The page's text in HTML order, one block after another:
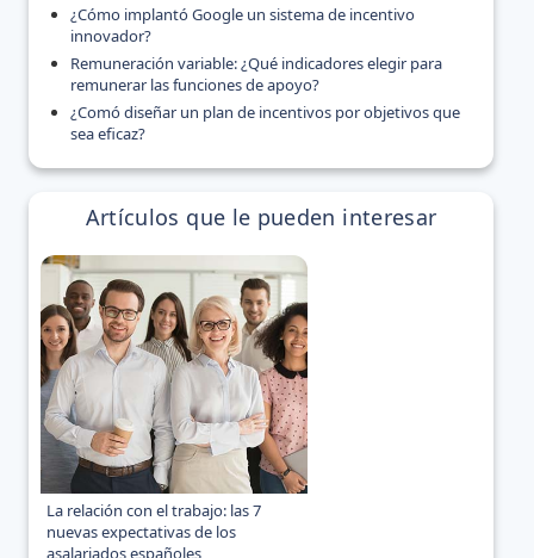
¿Cómo implantó Google un sistema de incentivo
innovador?
Remuneración variable: ¿Qué indicadores elegir para
remunerar las funciones de apoyo?
¿Comó diseñar un plan de incentivos por objetivos que
sea eficaz?
Artículos que le pueden interesar
La relación con el trabajo: las 7
nuevas expectativas de los
asalariados españoles